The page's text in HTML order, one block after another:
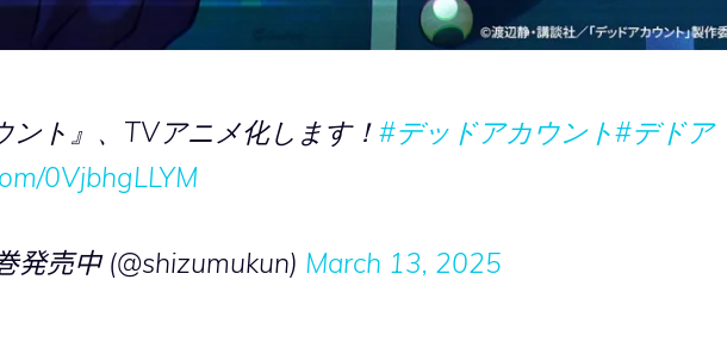
ント』、TVアニメ化します！ #デッドアカウント#デドア
0VjbhgLLYM
売中 (@shizumukun) March 13, 2025